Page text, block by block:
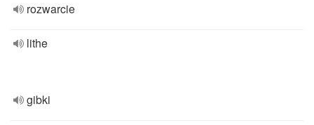
rozwarcie
lithe
gibki